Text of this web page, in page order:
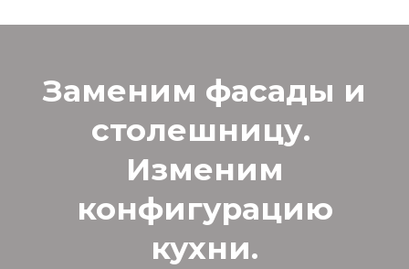
Заменим фасады и
столешницу.
Изменим
конфигурацию
кухни.